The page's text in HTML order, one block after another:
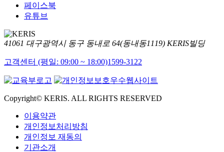
페이스북
유튜브
41061 대구광역시 동구 동내로 64(동내동1119) KERIS빌딩
고객센터 (평일: 09:00 ~ 18:00)1599-3122
Copyright© KERIS. ALL RIGHTS RESERVED
이용약관
개인정보처리방침
개인정보 재동의
기관소개